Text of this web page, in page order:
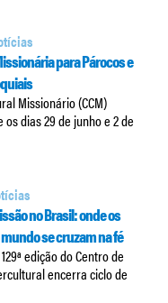
para Párocos e
Missionário (CCM)
dias 29 de junho e 2 de
no Brasil: onde os
se cruzam na fé
edição do Centro de
encerra ciclo de